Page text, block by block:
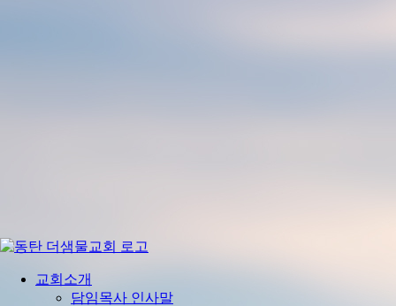
교회소개
담임목사 인사말